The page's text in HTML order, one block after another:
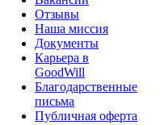
Отзывы
Наша миссия
Документы
Карьера в
GoodWill
Благодарственные
письма
Публичная оферта